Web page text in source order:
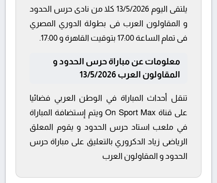
يلتقى اليوم 13/5/2026 كلا من نادى حرس الحدود
و المقاولون العرب فى بطولة الدوري المصري
فى تمام الساعة 17:00 بتوقيت القاهرة و 17:00.
معلومات عن مباراة حرس الحدود و
المقاولون العرب 13/5/2026
تنقل أحداث المباراة في الوطن العربي فضائيا
على قناة On Sport Max ويتم إستضافة المباراة
في ملعب استاد حرس الحدود و يقوم المعلق
الرياضى زياد الدكروري بالتعليق على مباراة حرس
الحدود و المقاولون العرب